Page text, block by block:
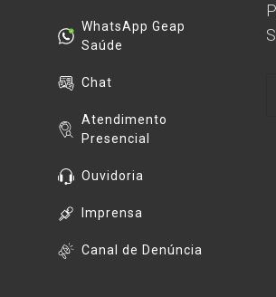
WhatsApp Geap
Saúde
Chat
Atendimento
Presencial
Ouvidoria
Imprensa
Canal de Denúncia